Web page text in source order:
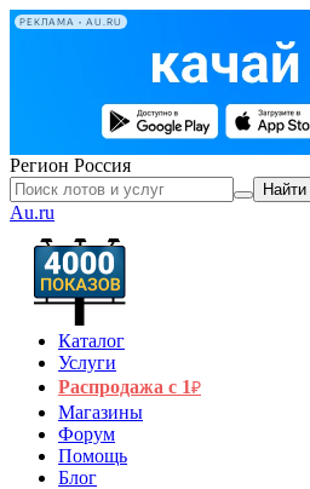
РЕКЛАМА • AU.RU
Регион Россия
Найти
Au.ru
Каталог
Услуги
Распродажа с 1₽
Магазины
Форум
Помощь
Блог